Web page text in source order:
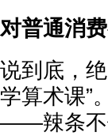
对普通消
说到底，
学算术课”
——辣条不